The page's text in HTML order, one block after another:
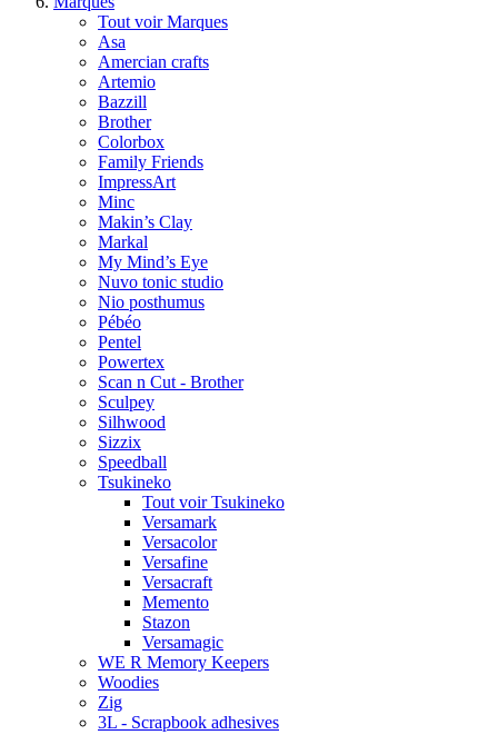
Tout voir Marques
Asa
Amercian crafts
Artemio
Bazzill
Brother
Colorbox
Family Friends
ImpressArt
Minc
Makin’s Clay
Markal
My Mind’s Eye
Nuvo tonic studio
Nio posthumus
Pébéo
Pentel
Powertex
Scan n Cut - Brother
Sculpey
Silhwood
Sizzix
Speedball
Tsukineko
Tout voir Tsukineko
Versamark
Versacolor
Versafine
Versacraft
Memento
Stazon
Versamagic
WE R Memory Keepers
Woodies
Zig
3L - Scrapbook adhesives